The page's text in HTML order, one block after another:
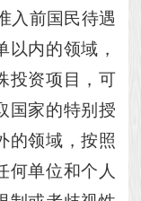
入前国民待遇
以内的领域，
投资项目，可
国家的特别授
的领域，按照
何单位和个人